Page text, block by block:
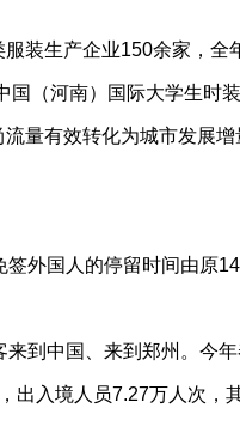
装生产企业150余家，全
（河南）国际大学生时装
量有效转化为城市发展
外国人的停留时间由原
到中国、来到郑州。今
出入境人员7.27万人次，